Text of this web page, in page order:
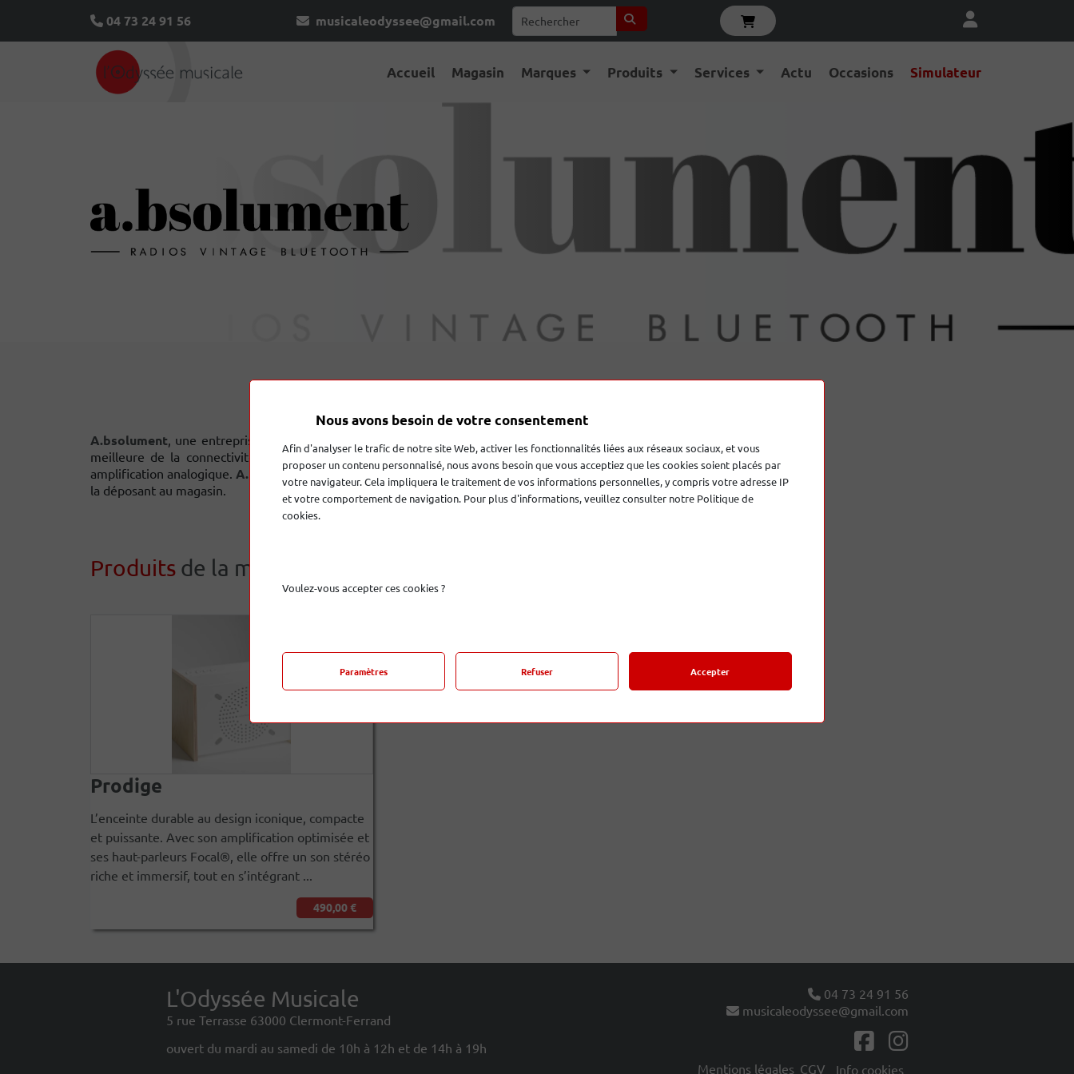
04 73 24 91 56 musicaleodyssee@gmail.com
Accueil Magasin Marques Produits Services Actu Occasions Simulateur
A.bsolument
A.bsolument, une entreprise familiale basée à Clermont-Ferrand dans le Puy-de-Dôme, vous propose d’apporter la
meilleure de la connectivité moderne sur des radios vintage : Bluetooth, FM, jack 3,5 mm, Wi-Fi multi-room et
amplification analogique. A.bsolument, vous offre également la possibilité de redonner vie à votre ancienne radio en
la déposant au magasin.
Produitsde la marque
Prodige
L’enceinte durable au design iconique, compacte
et puissante. Avec son amplification optimisée et
ses haut-parleurs Focal®, elle offre un son stéréo
riche et immersif, tout en s’intégrant ...
490,00 €
L'Odyssée Musicale
5 rue Terrasse 63000 Clermont-Ferrand
ouvert du mardi au samedi de 10h à 12h et de 14h à 19h
04 73 24 91 56
musicaleodyssee@gmail.com
Mentions légales CGV Info cookies
Nous avons besoin de votre consentement
Afin d'analyser le trafic de notre site Web, activer les fonctionnalités liées aux réseaux sociaux, et vous
proposer un contenu personnalisé, nous avons besoin que vous acceptiez que les cookies soient placés par
votre navigateur. Cela impliquera le traitement de vos informations personnelles, y compris votre adresse IP
et votre comportement de navigation. Pour plus d'informations, veuillez consulter notre Politique de
cookies.
Voulez-vous accepter ces cookies ?
Paramètres Refuser Accepter